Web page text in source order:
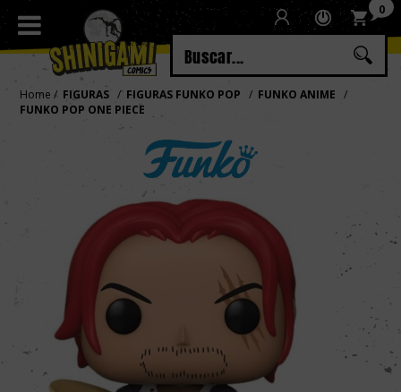
Regístrate
Iniciar sesión 0
Home FIGURAS FIGURAS FUNKO POP
FUNKO ANIME
FUNKO POP ONE PIECE